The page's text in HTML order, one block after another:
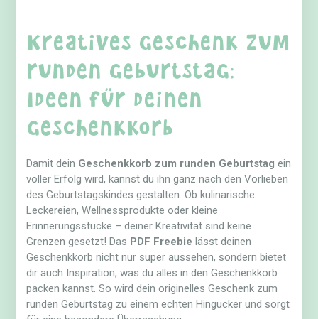
Kreatives Geschenk zum
runden Geburtstag:
Ideen für deinen
Geschenkkorb
Damit dein Geschenkkorb zum runden Geburtstag ein
voller Erfolg wird, kannst du ihn ganz nach den Vorlieben
des Geburtstagskindes gestalten. Ob kulinarische
Leckereien, Wellnessprodukte oder kleine
Erinnerungsstücke – deiner Kreativität sind keine
Grenzen gesetzt! Das PDF Freebie lässt deinen
Geschenkkorb nicht nur super aussehen, sondern bietet
dir auch Inspiration, was du alles in den Geschenkkorb
packen kannst. So wird dein originelles Geschenk zum
runden Geburtstag zu einem echten Hingucker und sorgt